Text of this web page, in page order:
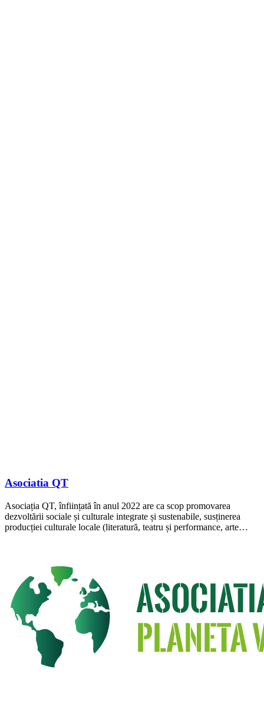
Asociatia QT
Asociația QT, înființată în anul 2022 are ca scop promovarea
dezvoltării sociale și culturale integrate și sustenabile, susținerea
producției culturale locale (literatură, teatru și performance, arte…